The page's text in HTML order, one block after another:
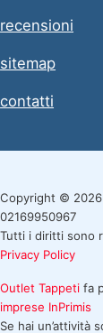
recensioni
sitemap
contatti
Copyright © 2026
02169950967
Tutti i diritti sono
Privacy Policy
Outlet Tappeti fa
imprese InPrimis
Se hai un’attività